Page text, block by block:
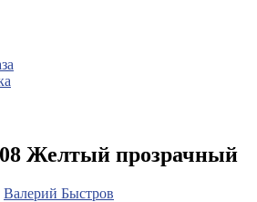
Желтый прозрачный
Валерий Быстров